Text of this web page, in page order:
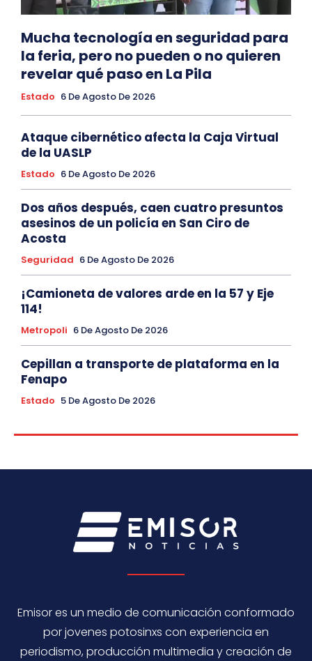
Mucha tecnología en seguridad para
la feria, pero no pueden o no quieren
revelar qué paso en La Pila
Estado 6 De Agosto De 2026
Ataque cibernético afecta la Caja Virtual
de la UASLP
Estado 6 De Agosto De 2026
Dos años después, caen cuatro presuntos
asesinos de un policía en San Ciro de
Acosta
Seguridad 6 De Agosto De 2026
¡Camioneta de valores arde en la 57 y Eje
114!
Metropoli 6 De Agosto De 2026
Cepillan a transporte de plataforma en la
Fenapo
Estado 5 De Agosto De 2026
Emisor es un medio de comunicación conformado
por jovenes potosinxs con experiencia en
periodismo, producción multimedia y creación de